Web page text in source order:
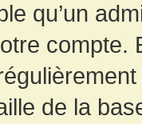
qu’un
compte.
de la